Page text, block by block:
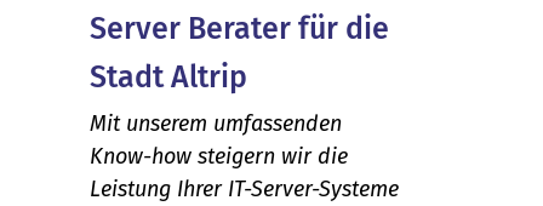
Server Berater für die
Stadt Altrip
Mit unserem umfassenden
Know-how steigern wir die
Leistung Ihrer IT-Server-Systeme